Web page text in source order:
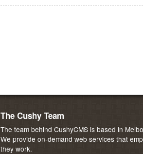
The Cushy Team
The team behind CushyCMS is based in
We provide on-demand web services that
they work.